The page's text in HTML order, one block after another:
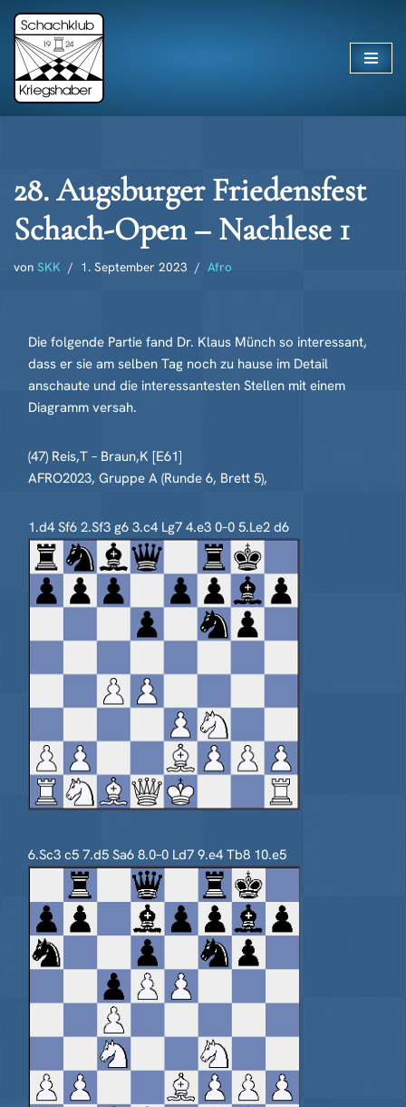
Zum
Inhalt
springen
28. Augsburger Friedensfest
Schach-Open – Nachlese 1
von SKK 1. September 2023 Afro
Die folgende Partie fand Dr. Klaus Münch so interessant,
dass er sie am selben Tag noch zu hause im Detail
anschaute und die interessantesten Stellen mit einem
Diagramm versah.
(47) Reis,T – Braun,K [E61]
AFRO2023, Gruppe A (Runde 6, Brett 5),
1.d4 Sf6 2.Sf3 g6 3.c4 Lg7 4.e3 0–0 5.Le2 d6
6.Sc3 c5 7.d5 Sa6 8.0–0 Ld7 9.e4 Tb8 10.e5